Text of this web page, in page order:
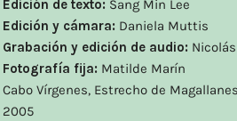
Edición de texto: Sang Min Lee
Edición y cámara: Daniela Muttis
Grabación y edición de audio:
Fotografía fija: Matilde Marín
Cabo Vírgenes, Estrecho de
2005